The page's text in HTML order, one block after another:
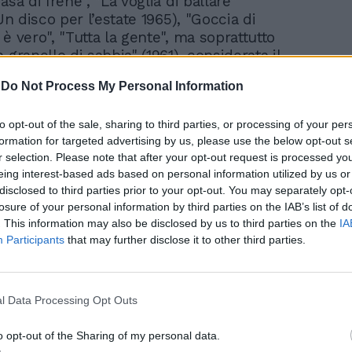
Do Not Process My Personal Information
opt-out of the sale, sharing to third parties, or processing of your
for targeted advertising by us, please use the below opt-out
selection. Please note that after your opt-out request is processed
interest-based ads based on personal information utilized by us
to third parties prior to your opt-out. You may separately
of your personal information by third parties on the IAB’s list of
This information may also be disclosed by us to third parties on the
Participants that may further disclose it to other third parties.
Data Processing Opt Outs
opt-out of the Sharing of my personal data.
disco per l’estate 1965), "Goccia di
è vero", "Tutta la gente", ma soprattutto
granello di sabbia" (1961), considerata il
in classifica per 14 settimane e il primo
addirittura il milione e mezzo), tutti
RCA Italiana. Poi, anche per il
la fama di Fidenco si dirada, con
al Festival di Sanremo nel 1967,
segnata dal tragico suicidio di Tenco, in
giovane Cher.